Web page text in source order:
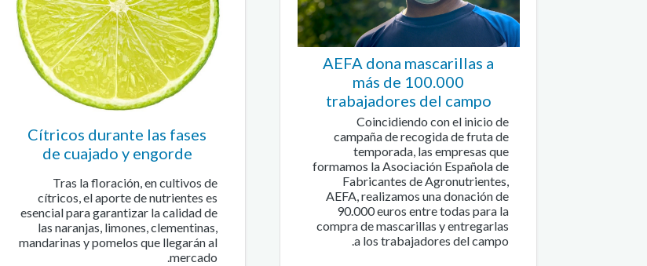
Cítricos durante las fases
de cuajado y engorde
Tras la floración, en cultivos de
cítricos, el aporte de nutrientes es
esencial para garantizar la calidad de
las naranjas, limones, clementinas,
mandarinas y pomelos que llegarán al
mercado.
AEFA dona mascarillas a
más de 100.000
trabajadores del campo
Coincidiendo con el inicio de
campaña de recogida de fruta de
temporada, las empresas que
formamos la Asociación Española de
Fabricantes de Agronutrientes,
AEFA, realizamos una donación de
90.000 euros entre todas para la
compra de mascarillas y entregarlas
a los trabajadores del campo.